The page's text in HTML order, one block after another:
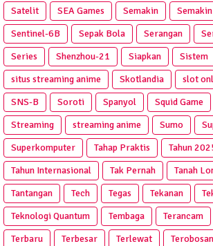
Satelit
SEA Games Semakin
Sentinel-6B
Sepak Bola Serangan
Series
Shenzhou-21 Siapkan Sistem
situs streaming anime
Skotlandia slot
SNS-B
Soroti Spanyol Squid Game
Streaming
streaming anime Sumo
Superkomputer
Tahap Praktis
Tahun
Tahun Internasional
Tak Pernah Tanah
Tantangan
Tech Tegas Tekanan
Teknologi Quantum
Tembaga Terancam
Terbaru
Terbesar Terlewat
Terobosan